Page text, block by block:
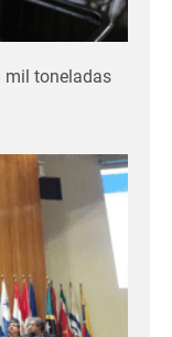
mil toneladas